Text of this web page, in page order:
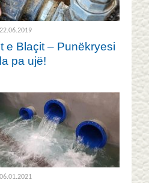
22.06.2019
e Blaçit – Punëkryesi
pa ujë!
06.01.2021